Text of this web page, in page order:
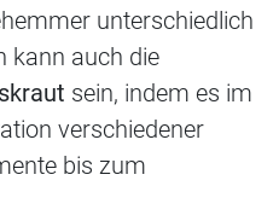
unterschiedlich
kann auch die
sein, indem es im
verschiedener
bis zum